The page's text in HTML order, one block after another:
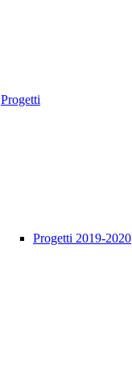
Progetti
Progetti 2019-2020